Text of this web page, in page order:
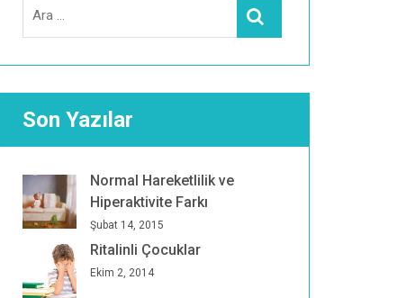
Ara
Son Yazılar
Normal Hareketlilik ve
Hiperaktivite Farkı
Şubat 14, 2015
Ritalinli Çocuklar
Ekim 2, 2014